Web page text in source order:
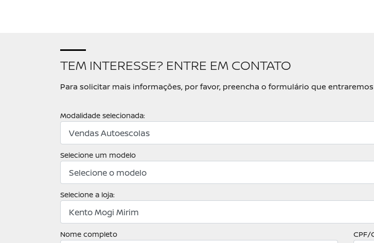
TEM INTERESSE? ENTRE EM CONTATO
Para solicitar mais informações, por favor, preencha o formulário que
Modalidade selecionada:
Selecione um modelo
Selecione a loja:
Nome completo CPF/